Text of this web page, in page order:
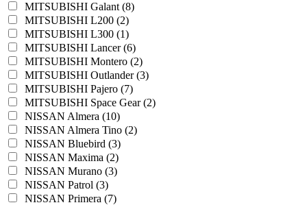
MITSUBISHI Galant (8)
MITSUBISHI L200 (2)
MITSUBISHI L300 (1)
MITSUBISHI Lancer (6)
MITSUBISHI Montero (2)
MITSUBISHI Outlander (3)
MITSUBISHI Pajero (7)
MITSUBISHI Space Gear (2)
NISSAN Almera (10)
NISSAN Almera Tino (2)
NISSAN Bluebird (3)
NISSAN Maxima (2)
NISSAN Murano (3)
NISSAN Patrol (3)
NISSAN Primera (7)